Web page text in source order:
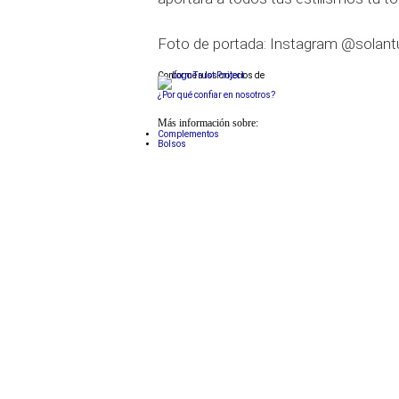
Foto de portada: Instagram
Conforme a los criterios de
¿Por qué confiar en nosotros?
Más información sobre:
Complementos
Bolsos